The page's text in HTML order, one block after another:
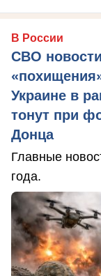
В России
СВО
Украине в
тонут при
Донца
Главные
года.